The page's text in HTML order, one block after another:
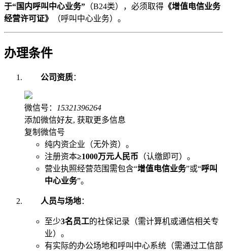
于“国内呼叫中心业务” （B24类），必须取得 《增值电信业务
经营许可证》
（呼叫中心业务）。
办理条件
公司资质：
微信号： 15321396264
添加微信好友, 获取更多信息
复制微信号
纯内资企业（无外资）。
注册资本≥1000万元人民币 （认缴即可）。
营业执照经营范围需包含“增值电信业务”或“呼叫
中心业务”。
人员与场地：
至少3名员工的社保记录（需计算机或通信相关专
业）。
有实际的办公场地和呼叫中心系统（需通过工信部